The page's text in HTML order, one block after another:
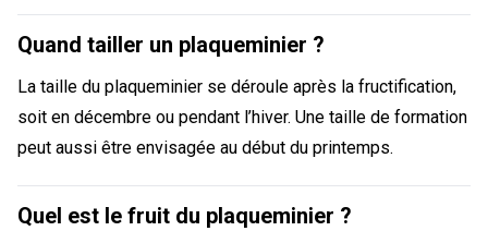
Quand tailler un plaqueminier ?
La taille du plaqueminier se déroule après la fructification,
soit en décembre ou pendant l’hiver. Une taille de formation
peut aussi être envisagée au début du printemps.
Quel est le fruit du plaqueminier ?